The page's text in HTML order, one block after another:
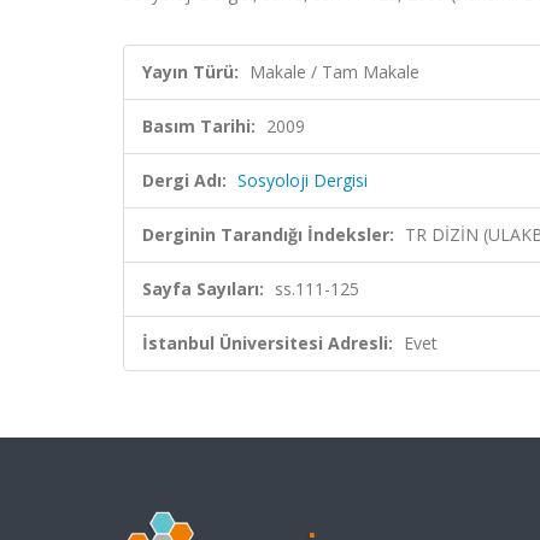
Yayın Türü: Makale / Tam Makale
Basım Tarihi: 2009
Dergi Adı: Sosyoloji Dergisi
Derginin Tarandığı İndeksler: TR DİZİN
Sayfa Sayıları: ss.111-125
İstanbul Üniversitesi Adresli: Evet